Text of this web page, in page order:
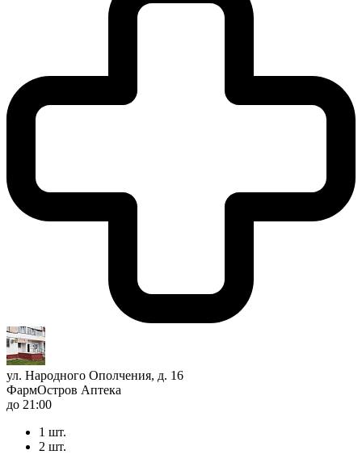
ул. Народного Ополчения, д. 16
ФармОстров Аптека
до 21:00
1 шт.
2 шт.